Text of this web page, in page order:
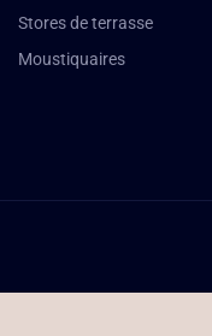
Stores de terrasse
Moustiquaires